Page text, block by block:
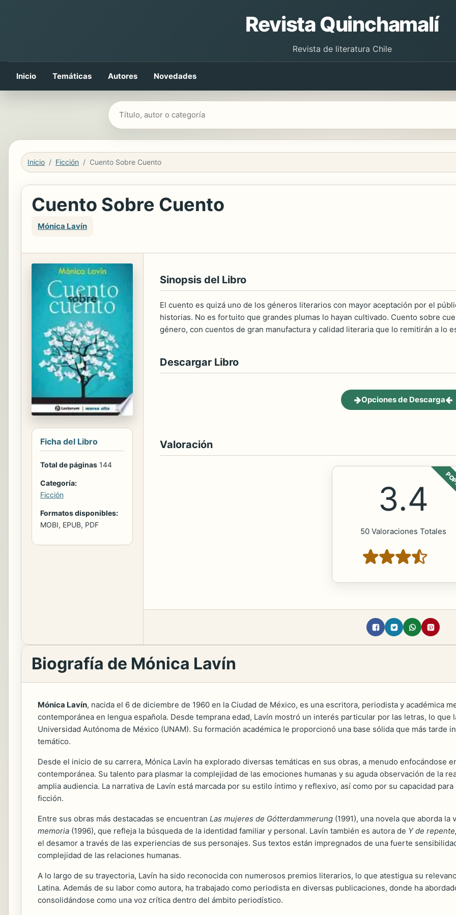
Revista Quinchamalí
Revista de literatura Chile
Inicio Temáticas Autores Novedades
Buscar libros
Inicio Ficción Cuento Sobre Cuento
Cuento Sobre Cuento
Mónica Lavín
Ficha del Libro
Total de páginas 144
Categoría:
Ficción
Formatos disponibles:
MOBI, EPUB, PDF
Sinopsis del Libro
El cuento es quizá uno de los géneros literarios con mayor aceptación por el
historias. No es fortuito que grandes plumas lo hayan cultivado. Cuento sobre
género, con cuentos de gran manufactura y calidad literaria que lo remitirán a lo
Descargar Libro
Opciones de Descarga
Valoración
3.4
50 Valoraciones Totales
Biografía de Mónica Lavín
Mónica Lavín, nacida el 6 de diciembre de 1960 en la Ciudad de México, es una escritora, periodista y académica
contemporánea en lengua española. Desde temprana edad, Lavín mostró un interés particular por las letras, lo
Universidad Autónoma de México (UNAM). Su formación académica le proporcionó una base sólida que más tarde
temático.
Desde el inicio de su carrera, Mónica Lavín ha explorado diversas temáticas en sus obras, a menudo enfocándose
contemporánea. Su talento para plasmar la complejidad de las emociones humanas y su aguda observación de la
amplia audiencia. La narrativa de Lavín está marcada por su estilo íntimo y reflexivo, así como por su capacidad
ficción.
Entre sus obras más destacadas se encuentran Las mujeres de Gótterdammerung (1991), una novela que aborda
memoria (1996), que refleja la búsqueda de la identidad familiar y personal. Lavín también es autora de Y de
el desamor a través de las experiencias de sus personajes. Sus textos están impregnados de una fuerte
complejidad de las relaciones humanas.
A lo largo de su trayectoria, Lavín ha sido reconocida con numerosos premios literarios, lo que atestigua su
Latina. Además de su labor como autora, ha trabajado como periodista en diversas publicaciones, donde ha
consolidándose como una voz crítica dentro del ámbito periodístico.